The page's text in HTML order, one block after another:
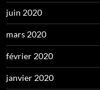
juin 2020
mars 2020
février 2020
janvier 2020